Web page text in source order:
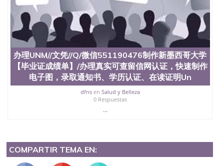
办理UNM//文凭//Q/微信551190476制作新墨西哥大学
【毕业证成绩单】/办理真实可查留信网认证，快速制作
电子图，录取通知书、学历认证、在读证明Un
dfnsen Salud y Belleza
0 Respuestas
...
COMPARTIR TEMA EN: